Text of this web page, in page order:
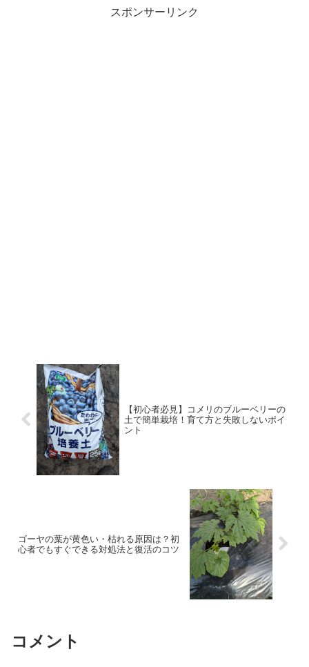
スポンサーリンク
【初心者必見】コメリのブルーベリーの
土で簡単栽培！育て方と失敗しないポイ
ント
ゴーヤの葉が黄色い・枯れる原因は？初
心者でもすぐできる対処法と復活のコツ
コメント